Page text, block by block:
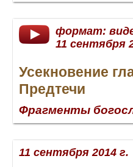
формат:
11 сентября
Усекновение
Предтечи
Фрагменты
11 сентября 2014 г.